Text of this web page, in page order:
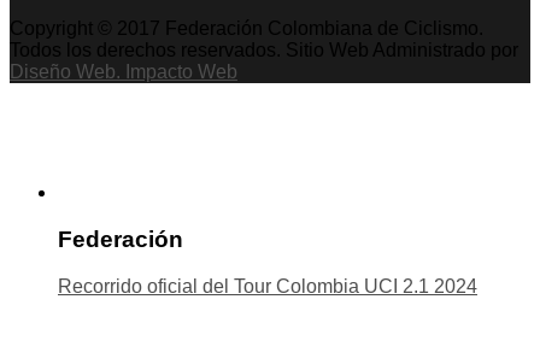
Copyright © 2017 Federación Colombiana de Ciclismo.
Todos los derechos reservados. Sitio Web Administrado por
Diseño Web. Impacto Web
Federación
Recorrido oficial del Tour Colombia UCI 2.1 2024